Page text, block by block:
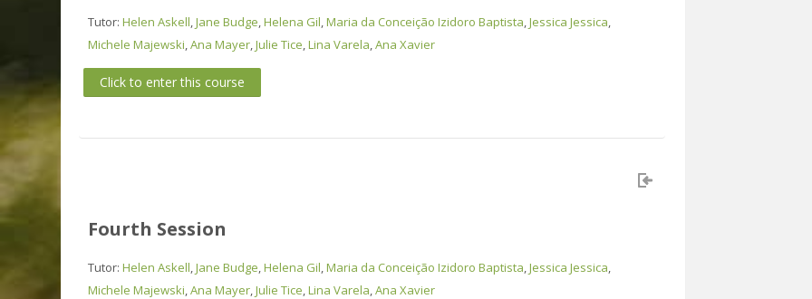
Tutor:Helen Askell ,Jane Budge ,Helena Gil ,Maria da Conceição Izidoro Baptista ,Jessica Jessica
Michele Majewski ,Ana Mayer ,Julie Tice ,Lina Varela ,Ana Xavier
Click to enter this course
Fourth Session
Tutor:Helen Askell ,Jane Budge ,Helena Gil ,Maria da Conceição Izidoro Baptista ,Jessica Jessica
Michele Majewski ,Ana Mayer ,Julie Tice ,Lina Varela ,Ana Xavier